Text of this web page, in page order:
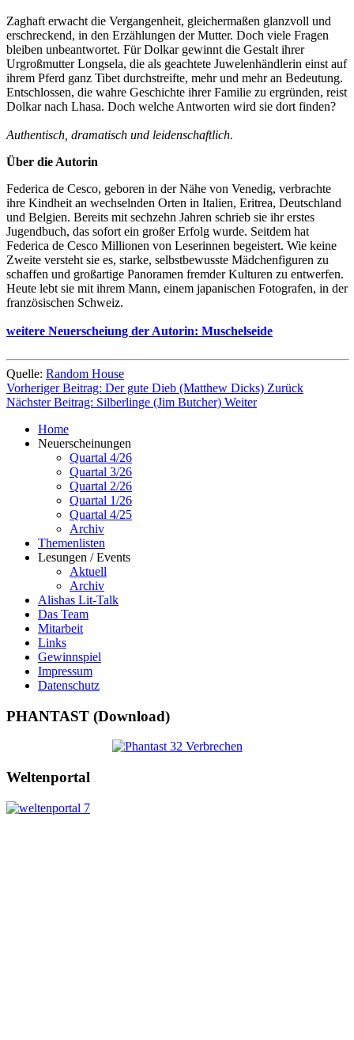
Zaghaft erwacht die Vergangenheit, gleichermaßen glanzvoll und
erschreckend, in den Erzählungen der Mutter. Doch viele Fragen
bleiben unbeantwortet. Für Dolkar gewinnt die Gestalt ihrer
Urgroßmutter Longsela, die als geachtete Juwelenhändlerin einst auf
ihrem Pferd ganz Tibet durchstreifte, mehr und mehr an Bedeutung.
Entschlossen, die wahre Geschichte ihrer Familie zu ergründen, reist
Dolkar nach Lhasa. Doch welche Antworten wird sie dort finden?
Authentisch, dramatisch und leidenschaftlich.
Über die Autorin
Federica de Cesco, geboren in der Nähe von Venedig, verbrachte
ihre Kindheit an wechselnden Orten in Italien, Eritrea, Deutschland
und Belgien. Bereits mit sechzehn Jahren schrieb sie ihr erstes
Jugendbuch, das sofort ein großer Erfolg wurde. Seitdem hat
Federica de Cesco Millionen von Leserinnen begeistert. Wie keine
Zweite versteht sie es, starke, selbstbewusste Mädchenfiguren zu
schaffen und großartige Panoramen fremder Kulturen zu entwerfen.
Heute lebt sie mit ihrem Mann, einem japanischen Fotografen, in der
französischen Schweiz.
weitere Neuerscheiung der Autorin: Muschelseide
Quelle: Random House
Vorheriger Beitrag: Der gute Dieb (Matthew Dicks) Zurück
Nächster Beitrag: Silberlinge (Jim Butcher) Weiter
Home
Neuerscheinungen
Quartal 4/26
Quartal 3/26
Quartal 2/26
Quartal 1/26
Quartal 4/25
Archiv
Themenlisten
Lesungen / Events
Aktuell
Archiv
Alishas Lit-Talk
Das Team
Mitarbeit
Links
Gewinnspiel
Impressum
Datenschutz
PHANTAST (Download)
Weltenportal